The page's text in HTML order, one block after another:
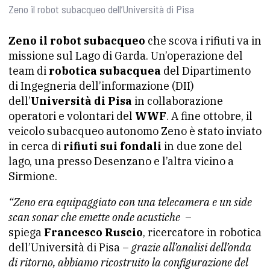
Zeno il robot subacqueo dell’Università di Pisa
Zeno il robot subacqueo che scova i rifiuti va in
missione sul Lago di Garda. Un’operazione del
team di robotica subacquea del Dipartimento
di Ingegneria dell’informazione (DII)
dell’Università di Pisa in collaborazione
operatori e volontari del WWF. A fine ottobre, il
veicolo subacqueo autonomo Zeno è stato inviato
in cerca di rifiuti sui fondali in due zone del
lago, una presso Desenzano e l’altra vicino a
Sirmione.
“Zeno era equipaggiato con una telecamera e un side
scan sonar che emette onde acustiche –
spiega Francesco Ruscio, ricercatore in robotica
dell’Università di Pisa – grazie all’analisi dell’onda
di ritorno, abbiamo ricostruito la configurazione del